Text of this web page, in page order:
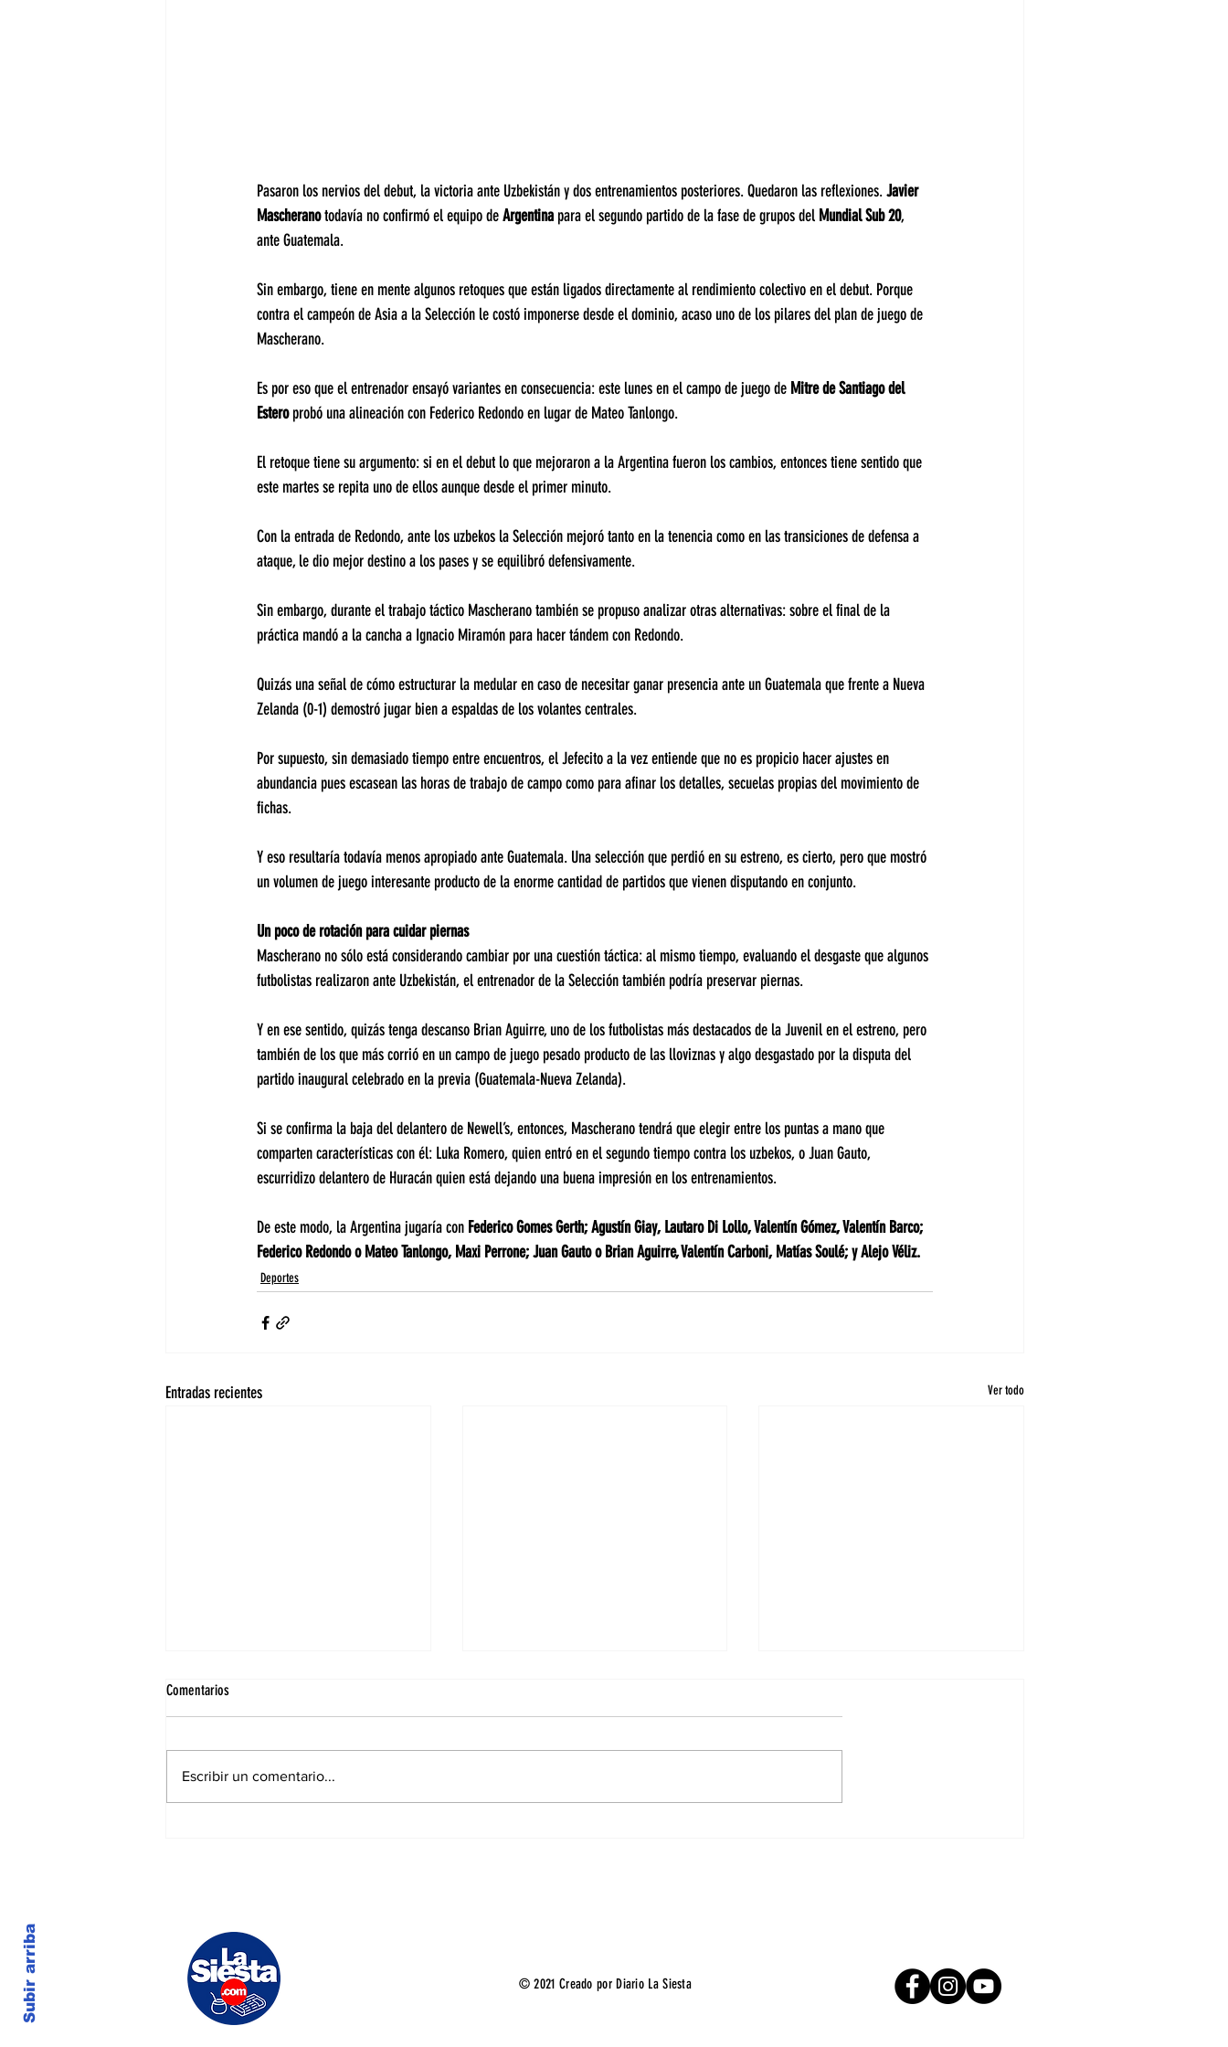
Pasaron los nervios del debut, la victoria ante Uzbekistán y dos entrenamientos posteriores. Quedaron las reflexiones. Javier
Mascherano todavía no confirmó el equipo de Argentina para el segundo partido de la fase de grupos del Mundial Sub 20,
ante Guatemala.
Sin embargo, tiene en mente algunos retoques que están ligados directamente al rendimiento colectivo en el debut. Porque
contra el campeón de Asia a la Selección le costó imponerse desde el dominio, acaso uno de los pilares del plan de juego de
Mascherano.
Es por eso que el entrenador ensayó variantes en consecuencia: este lunes en el campo de juego de Mitre de Santiago del
Estero probó una alineación con Federico Redondo en lugar de Mateo Tanlongo.
El retoque tiene su argumento: si en el debut lo que mejoraron a la Argentina fueron los cambios, entonces tiene sentido que
este martes se repita uno de ellos aunque desde el primer minuto.
Con la entrada de Redondo, ante los uzbekos la Selección mejoró tanto en la tenencia como en las transiciones de defensa a
ataque, le dio mejor destino a los pases y se equilibró defensivamente.
Sin embargo, durante el trabajo táctico Mascherano también se propuso analizar otras alternativas: sobre el final de la
práctica mandó a la cancha a Ignacio Miramón para hacer tándem con Redondo.
Quizás una señal de cómo estructurar la medular en caso de necesitar ganar presencia ante un Guatemala que frente a Nueva
Zelanda (0-1) demostró jugar bien a espaldas de los volantes centrales.
Por supuesto, sin demasiado tiempo entre encuentros, el Jefecito a la vez entiende que no es propicio hacer ajustes en
abundancia pues escasean las horas de trabajo de campo como para afinar los detalles, secuelas propias del movimiento de
fichas.
Y eso resultaría todavía menos apropiado ante Guatemala. Una selección que perdió en su estreno, es cierto, pero que mostró
un volumen de juego interesante producto de la enorme cantidad de partidos que vienen disputando en conjunto.
Un poco de rotación para cuidar piernas
Mascherano no sólo está considerando cambiar por una cuestión táctica: al mismo tiempo, evaluando el desgaste que algunos
futbolistas realizaron ante Uzbekistán, el entrenador de la Selección también podría preservar piernas.
Y en ese sentido, quizás tenga descanso Brian Aguirre, uno de los futbolistas más destacados de la Juvenil en el estreno, pero
también de los que más corrió en un campo de juego pesado producto de las lloviznas y algo desgastado por la disputa del
partido inaugural celebrado en la previa (Guatemala-Nueva Zelanda).
Si se confirma la baja del delantero de Newell’s, entonces, Mascherano tendrá que elegir entre los puntas a mano que
comparten características con él: Luka Romero, quien entró en el segundo tiempo contra los uzbekos, o Juan Gauto,
escurridizo delantero de Huracán quien está dejando una buena impresión en los entrenamientos.
De este modo, la Argentina jugaría con Federico Gomes Gerth; Agustín Giay, Lautaro Di Lollo, Valentín Gómez, Valentín Barco;
Federico Redondo o Mateo Tanlongo, Maxi Perrone; Juan Gauto o Brian Aguirre, Valentín Carboni, Matías Soulé; y Alejo Véliz.
Deportes
Entradas recientes Ver todo
Comentarios
Escribir un comentario...
Subir arriba © 2021 Creado por Diario La Siesta